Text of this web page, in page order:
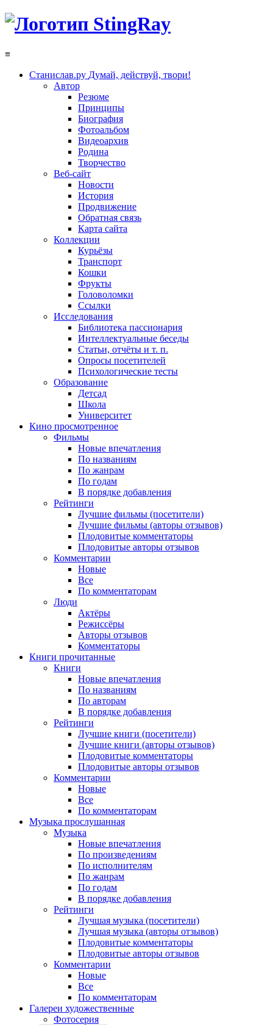
≡
Станислав.ру Думай, действуй, твори!
Автор
Резюме
Принципы
Биография
Фотоальбом
Видеоархив
Родина
Творчество
Веб-сайт
Новости
История
Продвижение
Обратная связь
Карта сайта
Коллекции
Курьёзы
Транспорт
Кошки
Фрукты
Головоломки
Ссылки
Исследования
Библиотека пассионария
Интеллектуальные беседы
Статьи, отчёты и т. п.
Опросы посетителей
Психологические тесты
Образование
Детсад
Школа
Университет
Кино просмотренное
Фильмы
Новые впечатления
По названиям
По жанрам
По годам
В порядке добавления
Рейтинги
Лучшие фильмы (посетители)
Лучшие фильмы (авторы отзывов)
Плодовитые комментаторы
Плодовитые авторы отзывов
Комментарии
Новые
Все
По комментаторам
Люди
Актёры
Режиссёры
Авторы отзывов
Комментаторы
Книги прочитанные
Книги
Новые впечатления
По названиям
По авторам
В порядке добавления
Рейтинги
Лучшие книги (посетители)
Лучшие книги (авторы отзывов)
Плодовитые комментаторы
Плодовитые авторы отзывов
Комментарии
Новые
Все
По комментаторам
Музыка прослушанная
Музыка
Новые впечатления
По произведениям
По исполнителям
По жанрам
По годам
В порядке добавления
Рейтинги
Лучшая музыка (посетители)
Лучшая музыка (авторы отзывов)
Плодовитые комментаторы
Плодовитые авторы отзывов
Комментарии
Новые
Все
По комментаторам
Галереи художественные
Фотосерия